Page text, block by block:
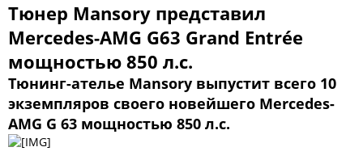
Тюнер Mansory представил
Mercedes-AMG G63 Grand Entrée
мощностью 850 л.с.
Тюнинг-ателье Mansory выпустит всего 10
экземпляров своего новейшего Mercedes-
AMG G 63 мощностью 850 л.с.